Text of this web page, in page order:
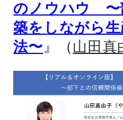
のノウハウ 〜
築をしながら
法〜 』（山田真